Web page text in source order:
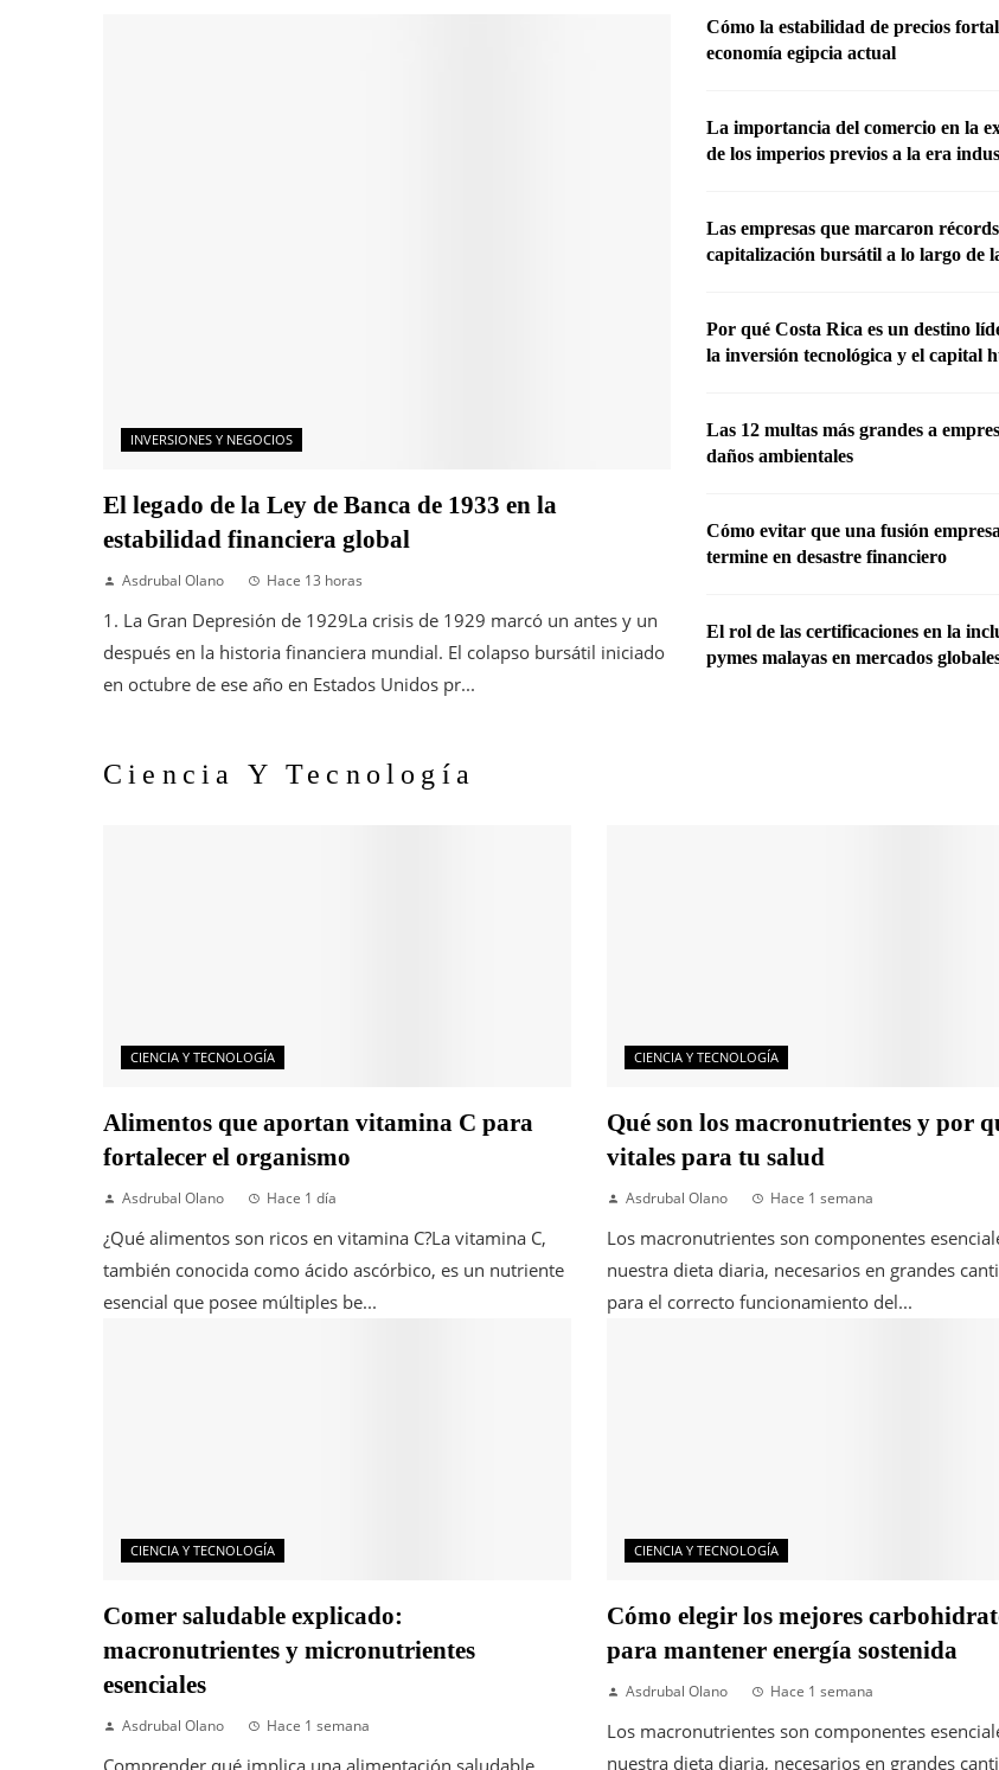
INVERSIONES Y NEGOCIOS
El legado de la Ley de Banca de 1933 en la
estabilidad financiera global
Asdrubal Olano Hace 13 horas
1. La Gran Depresión de 1929La crisis de 1929 marcó un antes y un
después en la historia financiera mundial. El colapso bursátil iniciado
en octubre de ese año en Estados Unidos pr...
Cómo la estabilidad de precios
economía egipcia actual
La importancia del comercio en la
de los imperios previos a la era
Las empresas que marcaron
capitalización bursátil a lo largo de
Por qué Costa Rica es un destino
la inversión tecnológica y el capital
Las 12 multas más grandes a
daños ambientales
Cómo evitar que una fusión
termine en desastre financiero
El rol de las certificaciones en la
pymes malayas en mercados
Ciencia Y Tecnología
CIENCIA Y TECNOLOGÍA
Alimentos que aportan vitamina C para
fortalecer el organismo
Asdrubal Olano Hace 1 día
¿Qué alimentos son ricos en vitamina C?La vitamina C,
también conocida como ácido ascórbico, es un nutriente
esencial que posee múltiples be...
CIENCIA Y TECNOLOGÍA
Qué son los macronutrientes y por
vitales para tu salud
Asdrubal Olano Hace 1 semana
Los macronutrientes son componentes
nuestra dieta diaria, necesarios en grandes
para el correcto funcionamiento del...
CIENCIA Y TECNOLOGÍA
Comer saludable explicado:
macronutrientes y micronutrientes
esenciales
Asdrubal Olano Hace 1 semana
Comprender qué implica una alimentación saludable
CIENCIA Y TECNOLOGÍA
Cómo elegir los mejores
para mantener energía sostenida
Asdrubal Olano Hace 1 semana
Los macronutrientes son componentes
nuestra dieta diaria, necesarios en grandes